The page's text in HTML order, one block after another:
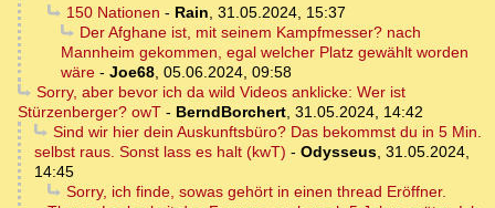
150 Nationen - Rain, 31.05.2024, 15:37
Der Afghane ist, mit seinem Kampfmesser? nach
Mannheim gekommen, egal welcher Platz gewählt worden
wäre - Joe68, 05.06.2024, 09:58
Sorry, aber bevor ich da wild Videos anklicke: Wer ist
Stürzenberger? owT - BerndBorchert, 31.05.2024, 14:42
Sind wir hier dein Auskunftsbüro? Das bekommst du in 5 Min.
selbst raus. Sonst lass es halt (kwT) - Odysseus, 31.05.2024,
14:45
Sorry, ich finde, sowas gehört in einen thread Eröffner.